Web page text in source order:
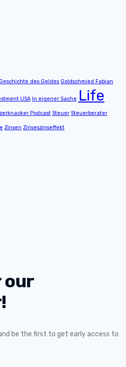
des Geldes Goldschmied Fabian
USA In eigener Sache Life
Podcast Steuer Steuerberater
Zinsen Zinseszinseffekt
our
be the first to get early access to